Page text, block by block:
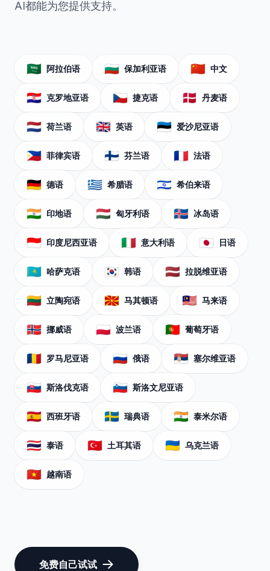
AI都能为您提供支持。
🇸🇦 阿拉伯语 🇧🇬 保加利亚语 🇨🇳 中文
🇭🇷 克罗地亚语 🇨🇿 捷克语 🇩🇰 丹麦语
🇳🇱 荷兰语 🇬🇧 英语 🇪🇪 爱沙尼亚语
🇵🇭 菲律宾语 🇫🇮 芬兰语 🇫🇷 法语
🇩🇪 德语 🇬🇷 希腊语 🇮🇱 希伯来语
🇮🇳 印地语 🇭🇺 匈牙利语 🇮🇸 冰岛语
🇮🇩 印度尼西亚语 🇮🇹 意大利语 🇯🇵 日语
🇰🇿 哈萨克语 🇰🇷 韩语 🇱🇻 拉脱维亚语
🇱🇹 立陶宛语 🇲🇰 马其顿语 🇲🇾 马来语
🇳🇴 挪威语 🇵🇱 波兰语 🇵🇹 葡萄牙语
🇷🇴 罗马尼亚语 🇷🇺 俄语 🇷🇸 塞尔维亚语
🇸🇰 斯洛伐克语 🇸🇮 斯洛文尼亚语
🇪🇸 西班牙语 🇸🇪 瑞典语 🇮🇳 泰米尔语
🇹🇭 泰语 🇹🇷 土耳其语 🇺🇦 乌克兰语
🇻🇳 越南语
免费自己试试